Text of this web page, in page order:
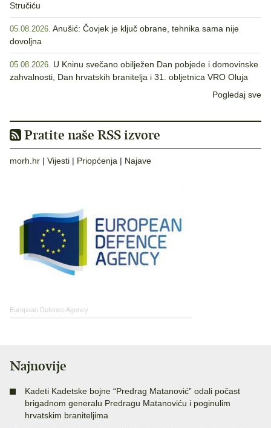
Stručiću
05.08.2026. Anušić: Čovjek je ključ obrane, tehnika sama nije
dovoljna
05.08.2026. U Kninu svečano obilježen Dan pobjede i domovinske
zahvalnosti, Dan hrvatskih branitelja i 31. obljetnica VRO Oluja
Pogledaj sve
Pratite naše RSS izvore
morh.hr | Vijesti | Priopćenja | Najave
European Defence Agency
Najnovije
Kadeti Kadetske bojne “Predrag Matanović” odali počast
brigadnom generalu Predragu Matanoviću i poginulim
hrvatskim braniteljima